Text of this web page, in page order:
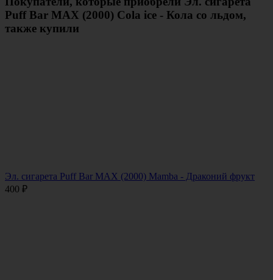
Puff Bar MAX (2000) Cola ice - Кола со льдом,
также купили
Эл. сигарета Puff Bar MAX (2000) Mamba - Драконий фрукт
400 ₽